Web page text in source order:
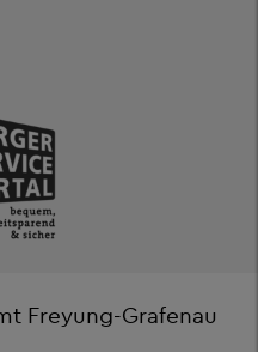
Freyung-Grafenau